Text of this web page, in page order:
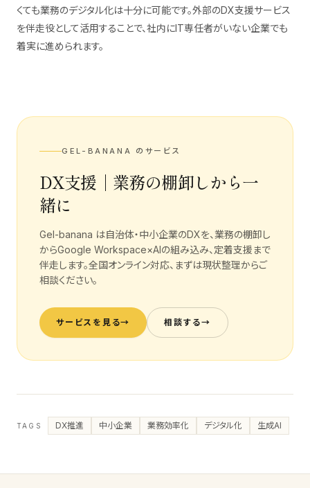
くても業務のデジタル化は十分に可能です。外部のDX支援サービス
を伴走役として活用することで、社内にIT専任者がいない企業でも
着実に進められます。
GEL-BANANA のサービス
DX支援｜業務の棚卸しから一
緒に
Gel-banana は自治体・中小企業のDXを、業務の棚卸し
からGoogle Workspace×AIの組み込み、定着支援まで
伴走します。全国オンライン対応、まずは現状整理からご
相談ください。
サービスを見る→ 相談する→
TAGS DX推進 中小企業 業務効率化 デジタル化 生成AI